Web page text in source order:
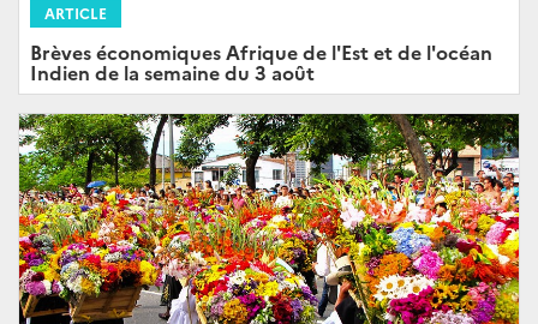
ARTICLE
Brèves économiques Afrique de l'Est et de l'océan
Indien de la semaine du 3 août